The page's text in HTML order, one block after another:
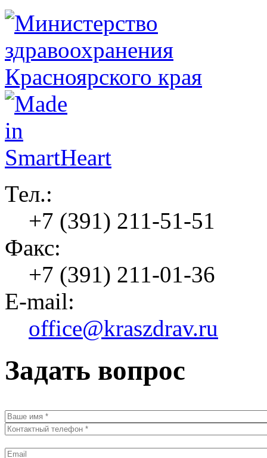
Тел.:
+7 (391) 211-51-51
Факс:
+7 (391) 211-01-36
E-mail:
office@kraszdrav.ru
Задать вопрос